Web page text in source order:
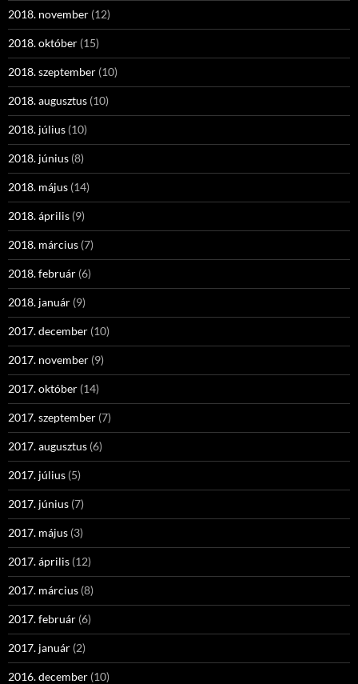
2018. november (12)
2018. október (15)
2018. szeptember (10)
2018. augusztus (10)
2018. július (10)
2018. június (8)
2018. május (14)
2018. április (9)
2018. március (7)
2018. február (6)
2018. január (9)
2017. december (10)
2017. november (9)
2017. október (14)
2017. szeptember (7)
2017. augusztus (6)
2017. július (5)
2017. június (7)
2017. május (3)
2017. április (12)
2017. március (8)
2017. február (6)
2017. január (2)
2016. december (10)